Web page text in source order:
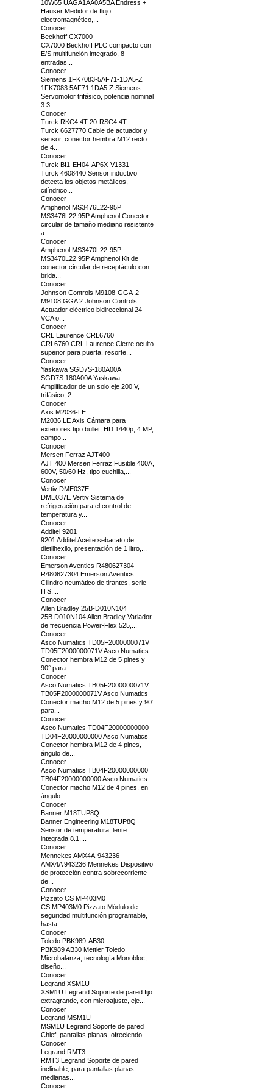
10W65 UAGA1AA0A5BA Endress +
Hauser Medidor de flujo
electromagnético,...
Conocer
Beckhoff CX7000
CX7000 Beckhoff PLC compacto con
E/S multifunción integrado, 8
entradas...
Conocer
Siemens 1FK7083-5AF71-1DA5-Z
1FK7083 5AF71 1DA5 Z Siemens
Servomotor trifásico, potencia nominal
3.3...
Conocer
Turck RKC4.4T-20-RSC4.4T
Turck 6627770 Cable de actuador y
sensor, conector hembra M12 recto
de 4...
Conocer
Turck BI1-EH04-AP6X-V1331
Turck 4608440 Sensor inductivo
detecta los objetos metálicos,
cilíndrico...
Conocer
Amphenol MS3476L22-95P
MS3476L22 95P Amphenol Conector
circular de tamaño mediano resistente
a...
Conocer
Amphenol MS3470L22-95P
MS3470L22 95P Amphenol Kit de
conector circular de receptáculo con
brida...
Conocer
Johnson Controls M9108-GGA-2
M9108 GGA 2 Johnson Controls
Actuador eléctrico bidireccional 24
VCA o...
Conocer
CRL Laurence CRL6760
CRL6760 CRL Laurence Cierre oculto
superior para puerta, resorte...
Conocer
Yaskawa SGD7S-180A00A
SGD7S 180A00A Yaskawa
Amplificador de un solo eje 200 V,
trifásico, 2...
Conocer
Axis M2036-LE
M2036 LE Axis Cámara para
exteriores tipo bullet, HD 1440p, 4 MP,
campo...
Conocer
Mersen Ferraz AJT400
AJT 400 Mersen Ferraz Fusible 400A,
600V, 50/60 Hz, tipo cuchilla,...
Conocer
Vertiv DME037E
DME037E Vertiv Sistema de
refrigeración para el control de
temperatura y...
Conocer
Additel 9201
9201 Additel Aceite sebacato de
dietilhexilo, presentación de 1 litro,...
Conocer
Emerson Aventics R480627304
R480627304 Emerson Aventics
Cilindro neumático de tirantes, serie
ITS,...
Conocer
Allen Bradley 25B-D010N104
25B D010N104 Allen Bradley Variador
de frecuencia Power-Flex 525,...
Conocer
Asco Numatics TD05F2000000071V
TD05F2000000071V Asco Numatics
Conector hembra M12 de 5 pines y
90° para...
Conocer
Asco Numatics TB05F2000000071V
TB05F2000000071V Asco Numatics
Conector macho M12 de 5 pines y 90°
para...
Conocer
Asco Numatics TD04F20000000000
TD04F20000000000 Asco Numatics
Conector hembra M12 de 4 pines,
ángulo de...
Conocer
Asco Numatics TB04F20000000000
TB04F20000000000 Asco Numatics
Conector macho M12 de 4 pines, en
ángulo...
Conocer
Banner M18TUP8Q
Banner Engineering M18TUP8Q
Sensor de temperatura, lente
integrada 8.1,...
Conocer
Mennekes AMX4A-943236
AMX4A 943236 Mennekes Dispositivo
de protección contra sobrecorriente
de...
Conocer
Pizzato CS MP403M0
CS MP403M0 Pizzato Módulo de
seguridad multifunción programable,
hasta...
Conocer
Toledo PBK989-AB30
PBK989 AB30 Mettler Toledo
Microbalanza, tecnología Monobloc,
diseño...
Conocer
Legrand XSM1U
XSM1U Legrand Soporte de pared fijo
extragrande, con microajuste, eje...
Conocer
Legrand MSM1U
MSM1U Legrand Soporte de pared
Chief, pantallas planas, ofreciendo...
Conocer
Legrand RMT3
RMT3 Legrand Soporte de pared
inclinable, para pantallas planas
medianas...
Conocer